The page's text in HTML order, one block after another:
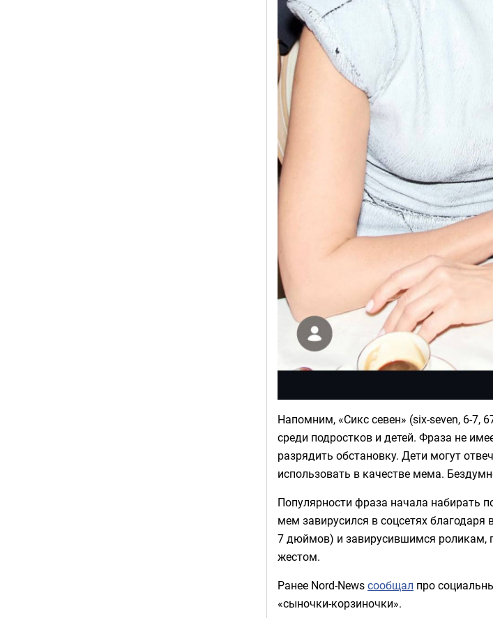
Напомним, «Сикс севен» (six-seven, 6-
среди подростков и детей. Фраза не
разрядить обстановку. Дети могут
использовать в качестве мема.
Популярности фраза начала набирать
мем завирусился в соцсетях
7 дюймов) и завирусившимся роликам,
жестом.
Ранее Nord-Newsсообщал про
«сыночки-корзиночки».